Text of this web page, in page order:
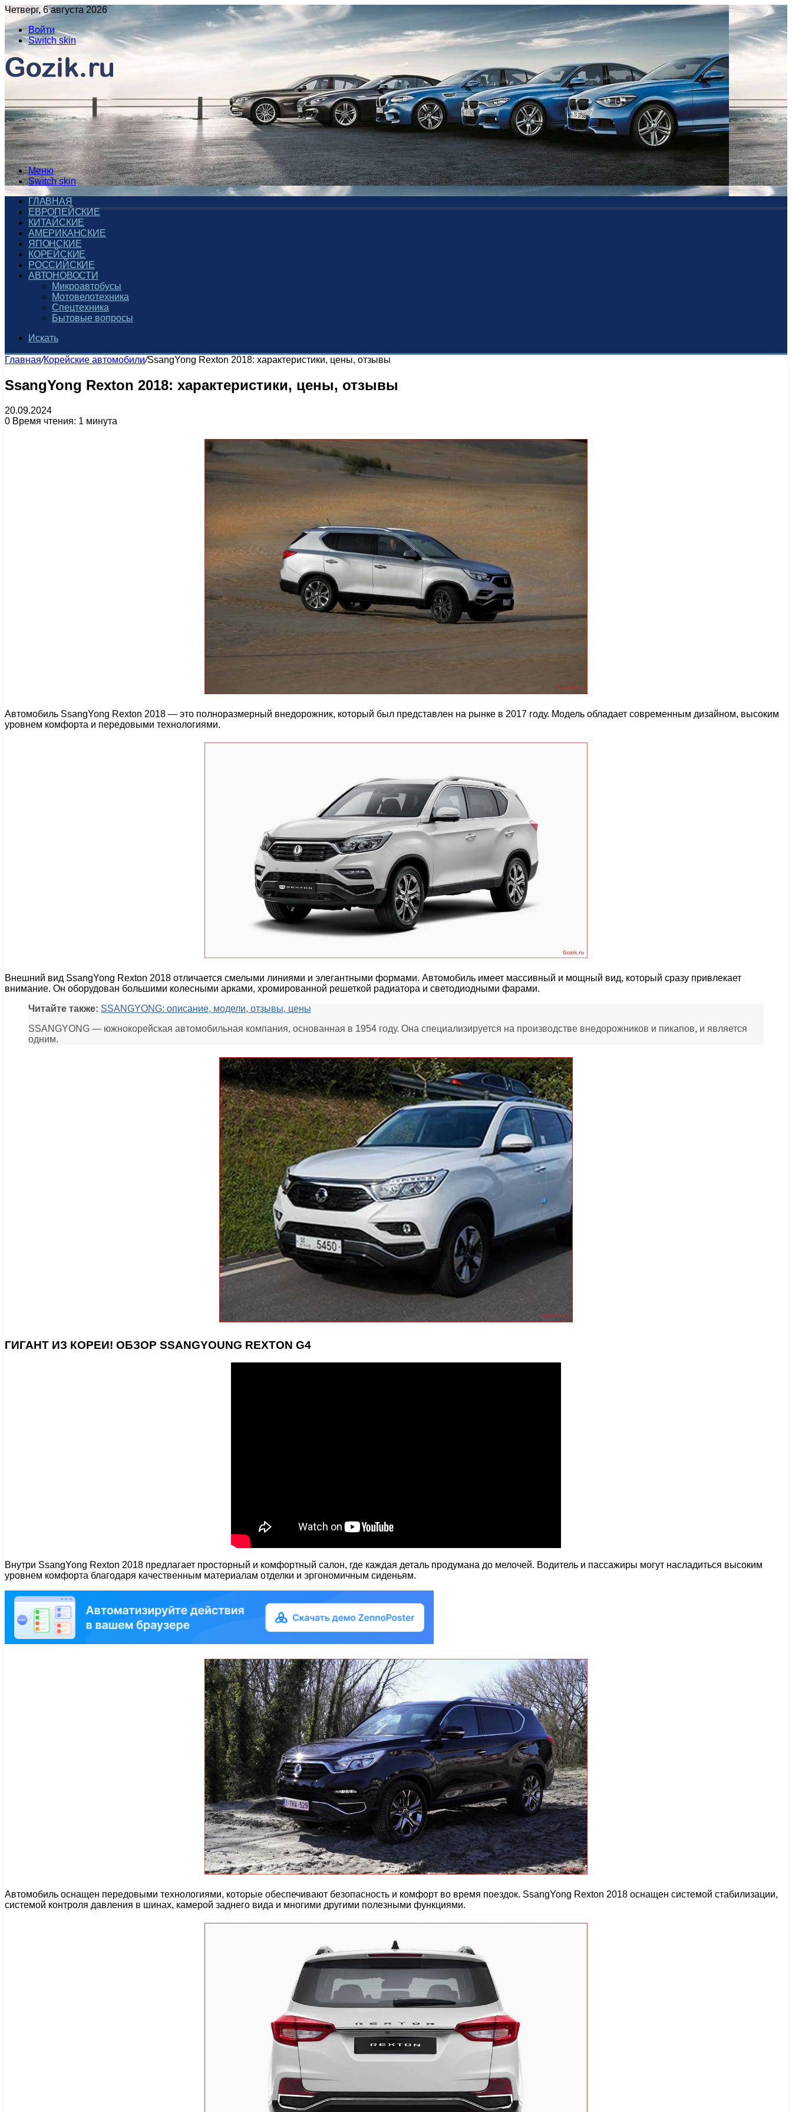
Четверг, 6 августа 2026
Войти
Switch skin
Меню
Switch skin
ГЛАВНАЯ
ЕВРОПЕЙСКИЕ
КИТАЙСКИЕ
АМЕРИКАНСКИЕ
ЯПОНСКИЕ
КОРЕЙСКИЕ
РОССИЙСКИЕ
АВТОНОВОСТИ
Микроавтобусы
Мотовелотехника
Спецтехника
Бытовые вопросы
Искать
Главная/Корейские автомобили/SsangYong Rexton 2018: характеристики, цены, отзывы
SsangYong Rexton 2018: характеристики, цены, отзывы
20.09.2024
0 Время чтения: 1 минута
Автомобиль SsangYong Rexton 2018 — это полноразмерный внедорожник, который был представлен на рынке в 2017 году. Модель обладает современным дизайном, высоким
уровнем комфорта и передовыми технологиями.
Внешний вид SsangYong Rexton 2018 отличается смелыми линиями и элегантными формами. Автомобиль имеет массивный и мощный вид, который сразу привлекает
внимание. Он оборудован большими колесными арками, хромированной решеткой радиатора и светодиодными фарами.
Читайте также: SSANGYONG: описание, модели, отзывы, цены
SSANGYONG — южнокорейская автомобильная компания, основанная в 1954 году. Она специализируется на производстве внедорожников и пикапов, и является
одним.
ГИГАНТ ИЗ КОРЕИ! ОБЗОР SSANGYOUNG REXTON G4
Внутри SsangYong Rexton 2018 предлагает просторный и комфортный салон, где каждая деталь продумана до мелочей. Водитель и пассажиры могут насладиться высоким
уровнем комфорта благодаря качественным материалам отделки и эргономичным сиденьям.
Автомобиль оснащен передовыми технологиями, которые обеспечивают безопасность и комфорт во время поездок. SsangYong Rexton 2018 оснащен системой стабилизации,
системой контроля давления в шинах, камерой заднего вида и многими другими полезными функциями.